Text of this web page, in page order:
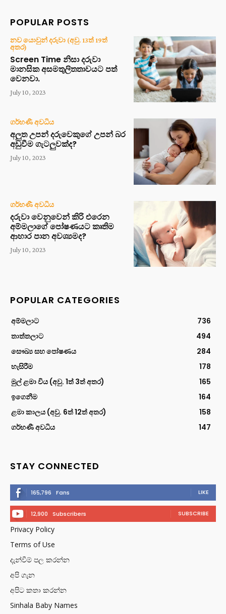
POPULAR POSTS
නව යොවුන් දරුවා (අවු. 13ත් 19ත්
අතර)
Screen Time නිසා දරුවා
මානසික අසමතුලිතතාවයට පත්
වෙනවා.
July 10, 2023
ගර්භණී අවධිය
අලුත උපන් දරුවෙකුගේ උපන් බර
අඩුවීම ගැටලුවක්ද?
July 10, 2023
ගර්භණී අවධිය
දරුවා වෙනුවෙන් කිරි එරෙන
අම්මලාගේ පෝෂණයට කෘතිම
ආහාර පාන අවශ්‍යමද?
July 10, 2023
POPULAR CATEGORIES
අම්මලාට
736
තාත්තලාට
494
සෞඛ්‍ය සහ පෝෂණය
284
හැසිරීම
178
මුල් ළමා විය (අවු. 1ත් 3ත් අතර)
165
ඉගෙනීම
164
ළමා කාලය (අවු. 6ත් 12ත් අතර)
158
ගර්භණී අවධිය
147
STAY CONNECTED
165,796 Fans LIKE
12,900 Subscribers SUBSCRIBE
Privacy Policy
Terms of Use
දැන්වීම් පල කරන්න
අපි ගැන
අපිට කතා කරන්න
Sinhala Baby Names